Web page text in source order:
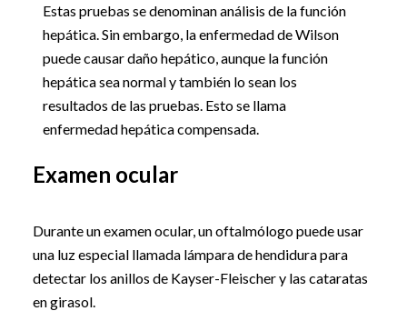
Estas pruebas se denominan análisis de la función
hepática. Sin embargo, la enfermedad de Wilson
puede causar daño hepático, aunque la función
hepática sea normal y también lo sean los
resultados de las pruebas. Esto se llama
enfermedad hepática compensada.
Examen ocular
Durante un examen ocular, un oftalmólogo puede usar
una luz especial llamada lámpara de hendidura para
detectar los anillos de Kayser-Fleischer y las cataratas
en girasol.